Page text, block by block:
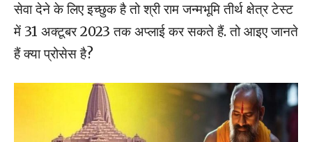
सेवा देने के लिए इच्छुक है तो श्री राम जन्मभूमि तीर्थ क्षेत्र टेस्ट
में 31 अक्टूबर 2023 तक अप्लाई कर सकते हैं. तो आइए जानते
हैं क्या प्रोसेस है?